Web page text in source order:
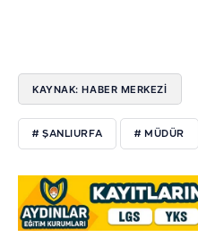
KAYNAK: HABER MERKEZİ
# ŞANLIURFA # MÜDÜR